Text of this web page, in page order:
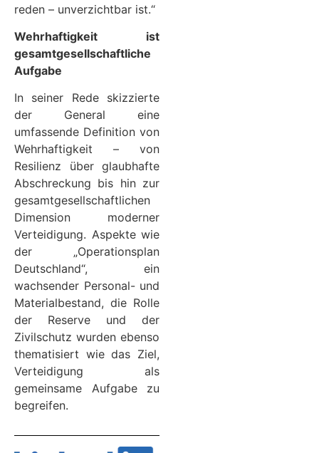
reden – unverzichtbar ist.“
Wehrhaftigkeit ist
gesamtgesellschaftliche
Aufgabe
In seiner Rede skizzierte
der General eine
umfassende Definition von
Wehrhaftigkeit – von
Resilienz über glaubhafte
Abschreckung bis hin zur
gesamtgesellschaftlichen
Dimension moderner
Verteidigung. Aspekte wie
der „Operationsplan
Deutschland“, ein
wachsender Personal- und
Materialbestand, die Rolle
der Reserve und der
Zivilschutz wurden ebenso
thematisiert wie das Ziel,
Verteidigung als
gemeinsame Aufgabe zu
begreifen.